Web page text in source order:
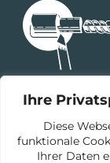
Ihre
Diese
funktionale
Ihrer Daten